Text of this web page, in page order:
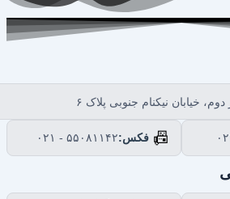
خیابان نیکنام جنوبی پلاک ۶
📠 فکس:۰۲۱ - ۵۵۰۸۱۱۴۲